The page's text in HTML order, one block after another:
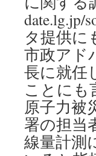
date.lg.jp/
タ提供に
市政アド
長に就任
ことにも
原子力被
署の担当
線量計測